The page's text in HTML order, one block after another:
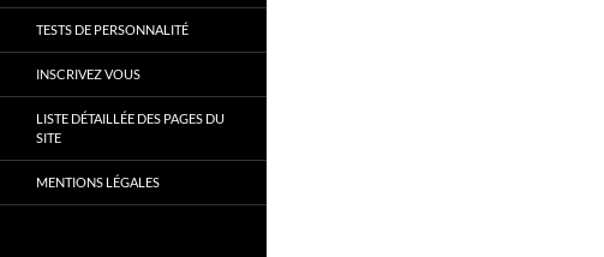
TESTS DE PERSONNALITÉ
INSCRIVEZ VOUS
LISTE DÉTAILLÉE DES PAGES DU
SITE
MENTIONS LÉGALES